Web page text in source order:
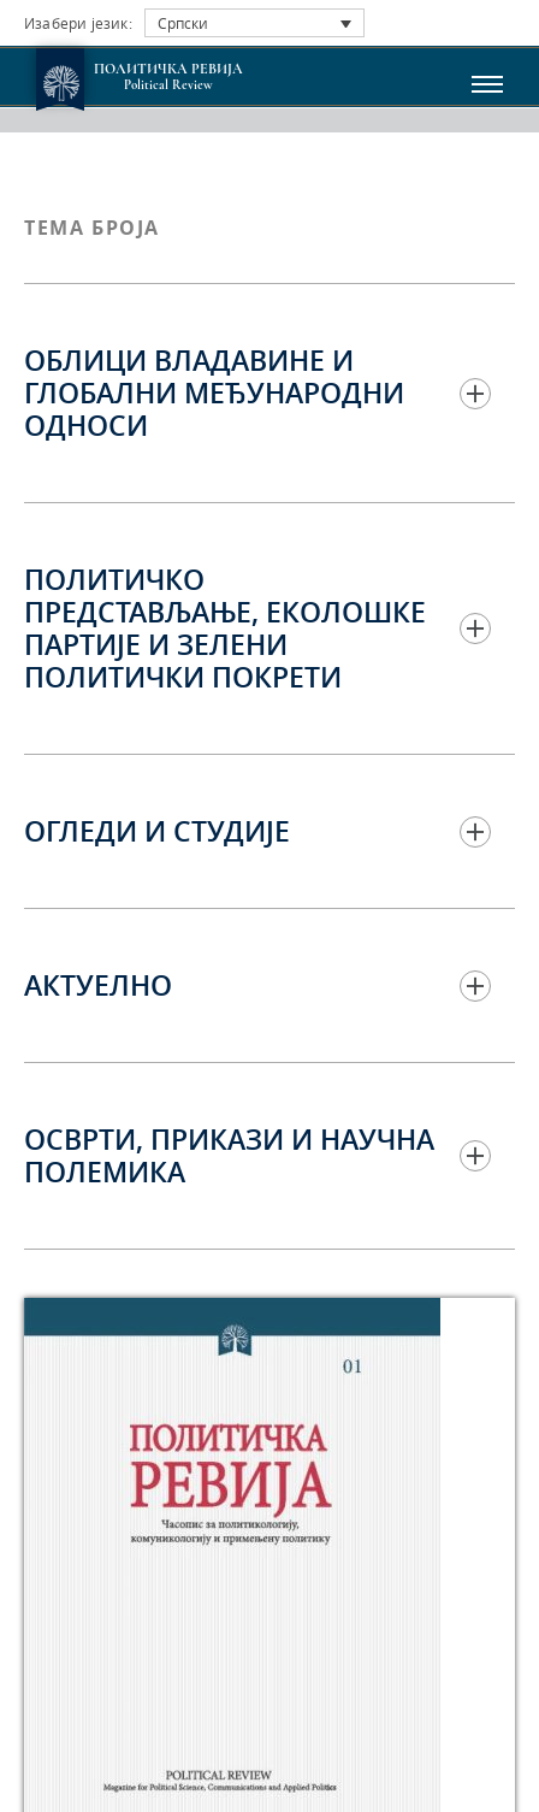
Изабери језик: Српски
ПОЛИТИЧКА РЕВИЈА
Political Review
ТЕМА БРОЈА
ОБЛИЦИ ВЛАДАВИНЕ И
ГЛОБАЛНИ МЕЂУНАРОДНИ
ОДНОСИ
ПОЛИТИЧКО
ПРЕДСТАВЉАЊЕ, ЕКОЛОШКЕ
ПАРТИЈЕ И ЗЕЛЕНИ
ПОЛИТИЧКИ ПОКРЕТИ
ОГЛЕДИ И СТУДИЈЕ
АКТУЕЛНО
ОСВРТИ, ПРИКАЗИ И НАУЧНА
ПОЛЕМИКА